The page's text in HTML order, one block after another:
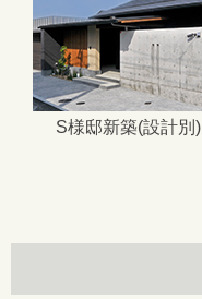
S様邸新築(設計別)